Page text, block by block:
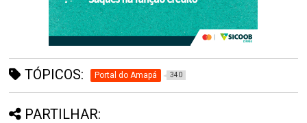
TÓPICOS: Portal do Amapá 340
PARTILHAR: